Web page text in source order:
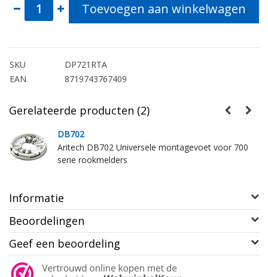
Toevoegen aan winkelwagen
SKU
DP721RTA
EAN
8719743767409
Gerelateerde producten (2)
DB702
Aritech DB702 Universele montagevoet voor 700
serie rookmelders
Informatie
Beoordelingen
Geef een beoordeling